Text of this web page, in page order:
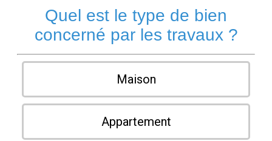
Quel est le type de bien
concerné par les travaux ?
Maison
Appartement